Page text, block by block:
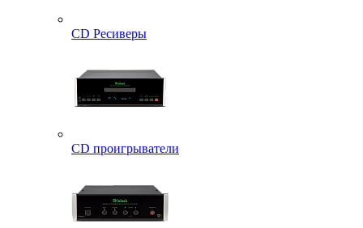
CD Ресиверы
CD проигрыватели